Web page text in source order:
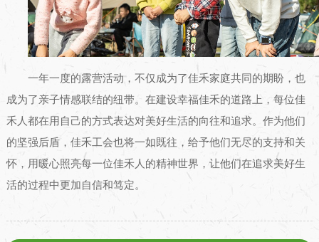
一年一度的露营活动，不仅成为了佳禾家庭共同的期盼，也
成为了亲子情感联结的纽带。在建设幸福佳禾的道路上，每位佳
禾人都在用自己的方式表达对美好生活的向往和追求。作为他们
的坚强后盾，佳禾工会也将一如既往，给予他们无尽的支持和关
怀，用暖心照亮每一位佳禾人的精神世界，让他们在追求美好生
活的过程中更加自信和笃定。